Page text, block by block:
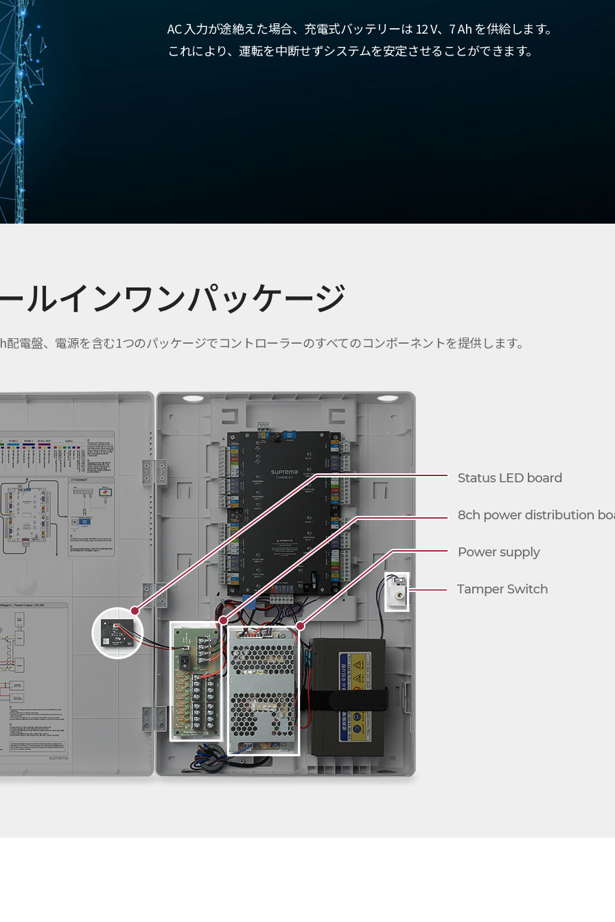
AC 入力が途絶えた場合、充電式バッテリーは 12 V、7 Ah を供給します。
これにより、運転を中断せずシステムを安定させることができます。
ルインワンパッケージ
電盤、電源を含む1つのパッケージでコントローラーのすべてのコンポーネントを提供します。